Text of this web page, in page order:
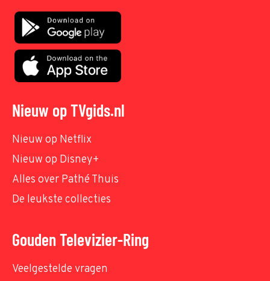
Nieuw op TVgids.nl
Nieuw op Netflix
Nieuw op Disney+
Alles over Pathé Thuis
De leukste collecties
Gouden Televizier-Ring
Veelgestelde vragen